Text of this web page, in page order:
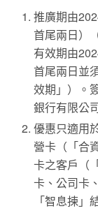
推廣期由
首尾兩日）
有效期由
首尾兩日並
效期」）。
銀行有限公
優惠只適用
營卡（「合
卡之客戶（
卡、公司卡
「智息揀」